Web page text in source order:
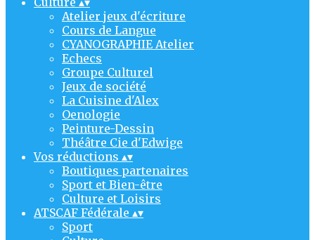
Atelier jeux d'écriture
Cours de Langue
CYANOGRAPHIE Atelier
Echecs
Groupe Culturel
Jeux de société
La Cuisine d'Alex
Oenologie
Peinture-Dessin
Théâtre Cie d'Edwige
Vos réductions ▴▾
Boutiques partenaires
Sport et Bien-être
Culture et Loisirs
ATSCAF Fédérale ▴▾
Sport